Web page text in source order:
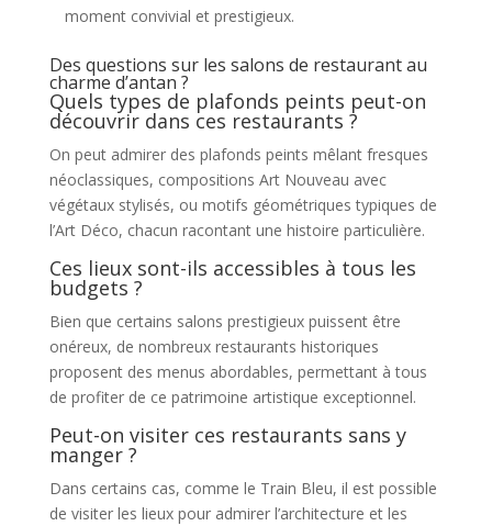
moment convivial et prestigieux.
Des questions sur les salons de restaurant au
charme d’antan ?
Quels types de plafonds peints peut-on
découvrir dans ces restaurants ?
On peut admirer des plafonds peints mêlant fresques
néoclassiques, compositions Art Nouveau avec
végétaux stylisés, ou motifs géométriques typiques de
l’Art Déco, chacun racontant une histoire particulière.
Ces lieux sont-ils accessibles à tous les
budgets ?
Bien que certains salons prestigieux puissent être
onéreux, de nombreux restaurants historiques
proposent des menus abordables, permettant à tous
de profiter de ce patrimoine artistique exceptionnel.
Peut-on visiter ces restaurants sans y
manger ?
Dans certains cas, comme le Train Bleu, il est possible
de visiter les lieux pour admirer l’architecture et les